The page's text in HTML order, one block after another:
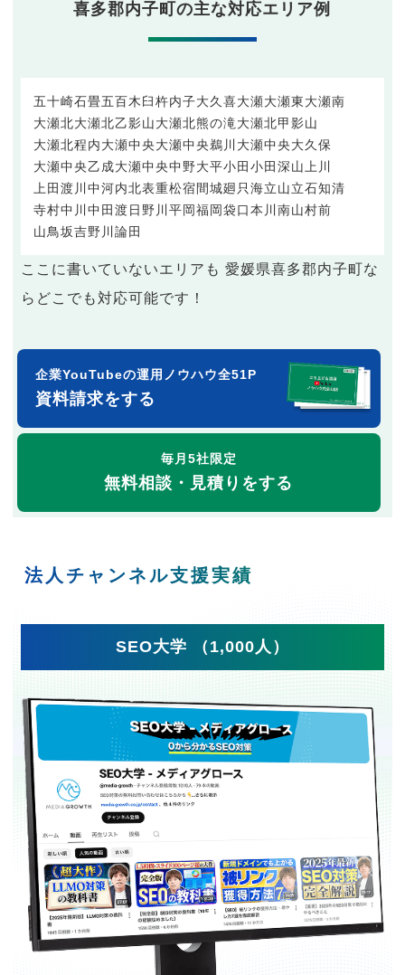
喜多郡内子町の主な対応エリア例
五十崎石畳五百木臼杵内子大久喜大瀬大瀬東大瀬南
大瀬北大瀬北乙影山大瀬北熊の滝大瀬北甲影山
大瀬北程内大瀬中央大瀬中央鵜川 大瀬中央大久保
大瀬中央乙成大瀬中央中野大平小田小田深山 上川
上田渡 川中河内北表重松宿間城廻 只海立山立石知清
寺村中川中田渡日野川平岡福岡袋口本川南山村前
山鳥坂吉野川論田
ここに書いていないエリアも 愛媛県喜多郡内子町な
らどこでも対応可能です！
企業YouTubeの運用ノウハウ全51P
資料請求をする
毎月5社限定
無料相談・見積りをする
法人チャンネル支援実績
SEO大学 （1,000人）